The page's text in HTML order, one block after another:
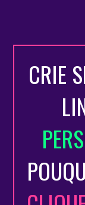
CRIE